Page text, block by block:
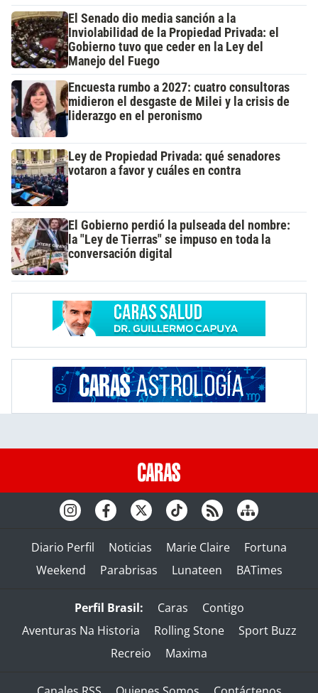
El Senado dio media sanción a la
Inviolabilidad de la Propiedad Privada: el
Gobierno tuvo que ceder en la Ley del
Manejo del Fuego
Encuesta rumbo a 2027: cuatro consultoras
midieron el desgaste de Milei y la crisis de
liderazgo en el peronismo
Ley de Propiedad Privada: qué senadores
votaron a favor y cuáles en contra
El Gobierno perdió la pulseada del nombre:
la "Ley de Tierras" se impuso en toda la
conversación digital
Diario Perfil Noticias Marie Claire
Fortuna
Weekend
Parabrisas Lunateen BATimes
Perfil Brasil: Caras
Contigo
Aventuras Na Historia
Rolling Stone
Sport Buzz
Recreio
Maxima